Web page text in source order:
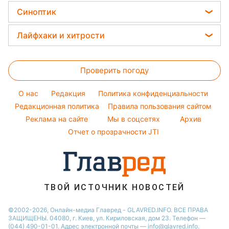
Виталий Козловский
София Ротару
Ольга Сумская
Филипп Киркоров
Новости Житомира
Новости Одессы
Новости Харькова
Новости Ровно
Красивый маникюр
Модные ошибки
Новости моды
Простые блюда
Легкие десерты
Праздничное меню
Головоломки
Тесты по картинке
Оптические иллюзии
Народные приметы
Все о шоу-бизнесе
Синоптик
Прогноз погоды
Магнитные бури
Погода на сегодня
Погода на завтра
Пылевая буря
Лайфхаки и хитрости
Уборка
Комнатные растения
Авто
Проверить погоду
O нас Редакция
Политика конфиденциальности
Редакционная политика
Правила пользования сайтом
Реклама на сайте
Мы в соцсетях
Архив
Отчет о прозрачности JTI
ТВОЙ ИСТОЧНИК НОВОСТЕЙ
©2002-2026, Онлайн-медиа Главред - GLAVRED.INFO. ВСЕ ПРАВА
ЗАЩИЩЕНЫ. 04080, г. Киев, ул. Кириловская, дом 23. Телефон —
(044) 490-01-01. Адрес электронной почты — info@glavred.info.